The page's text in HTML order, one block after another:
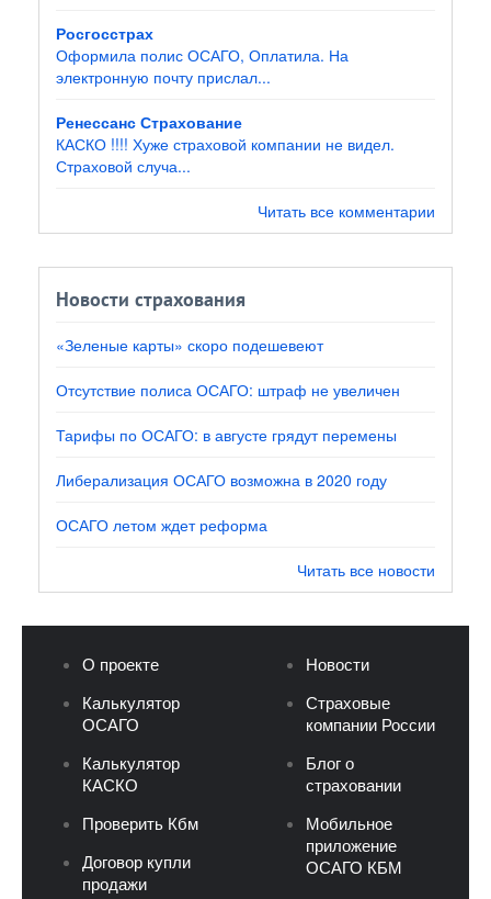
Росгосстрах
Оформила полис ОСАГО, Оплатила. На
электронную почту прислал...
Ренессанс Страхование
КАСКО !!!! Хуже страховой компании не видел.
Страховой случа...
Читать все комментарии
Новости страхования
«Зеленые карты» скоро подешевеют
Отсутствие полиса ОСАГО: штраф не увеличен
Тарифы по ОСАГО: в августе грядут перемены
Либерализация ОСАГО возможна в 2020 году
ОСАГО летом ждет реформа
Читать все новости
О проекте
Калькулятор
ОСАГО
Калькулятор
КАСКО
Проверить Кбм
Договор купли
продажи
Новости
Страховые
компании России
Блог о
страховании
Мобильное
приложение
ОСАГО КБМ